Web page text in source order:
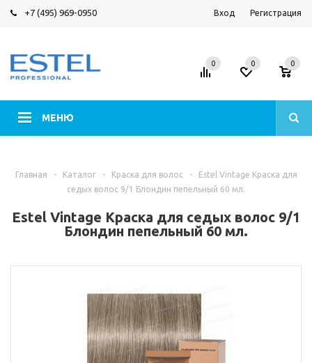
+7 (495) 969-0950 Вход Регистрация
МЕНЮ
0 0 0
Главная - Каталог - Краска для волос -
Estel Vintage Краска для
седых волос 9/1 Блондин пепельный 60 мл.
Estel Vintage Краска для седых волос 9/1
Блондин пепельный 60 мл.